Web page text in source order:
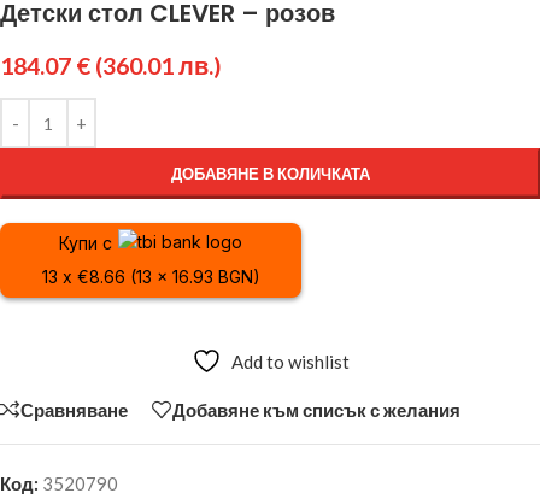
Детски стол CLEVER – розов
184.07 € (360.01 лв.)
ДОБАВЯНЕ В КОЛИЧКАТА
Купи с
13 x €8.66 (13 x 16.93 BGN)
Add to wishlist
Сравняване Добавяне към списък с желания
Код: 3520790